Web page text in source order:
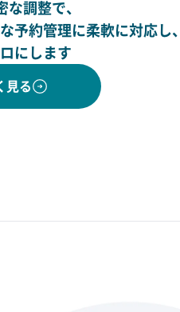
な調整で、
予約管理に柔軟に対応し、
にします
見る